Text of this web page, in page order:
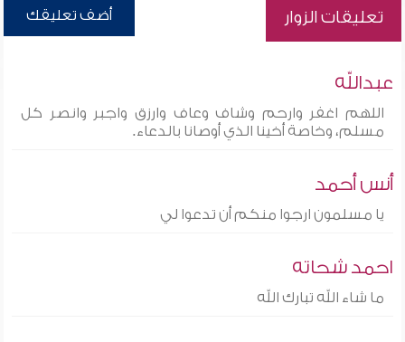
تعليقات الزوار أضف تعليقك
عبدالله
اللهم اغفر وارحم وشاف وعاف وارزق واجبر وانصر كل
مسلم، وخاصة أخينا الذي أوصانا بالدعاء.
أنس أحمد
يا مسلمون ارجوا منكم أن تدعوا لي
احمد شحاته
ما شاء الله تبارك الله